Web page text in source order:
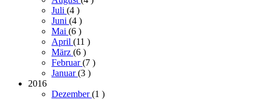
Juli (4 )
Juni (4 )
Mai (6 )
April (11 )
März (6 )
Februar(7 )
Januar(3 )
2016
Dezember(1 )